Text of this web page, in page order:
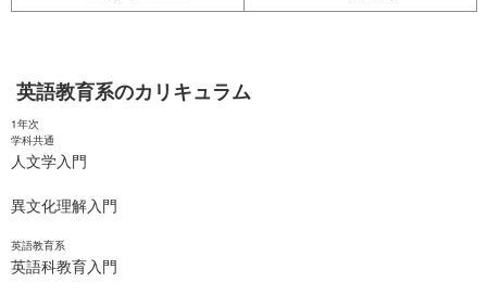
英語教育系のカリキュラム
1年次
学科共通
人文学入門
異文化理解入門
英語教育系
英語科教育入門